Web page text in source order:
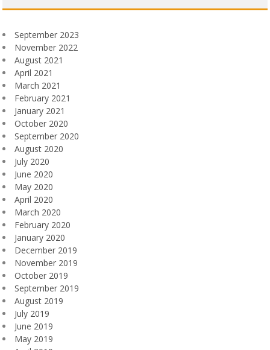
September 2023
November 2022
August 2021
April 2021
March 2021
February 2021
January 2021
October 2020
September 2020
August 2020
July 2020
June 2020
May 2020
April 2020
March 2020
February 2020
January 2020
December 2019
November 2019
October 2019
September 2019
August 2019
July 2019
June 2019
May 2019